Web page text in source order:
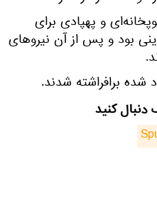
و پهپادی برای
بود و پس از آن نیروهای
شده برافراشته شدند.
دنبال کنید